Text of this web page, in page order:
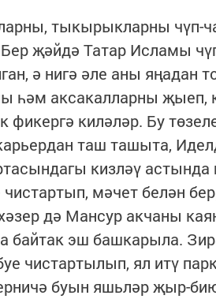
тыкырыкларны чүп-
җәйдә Татар Исламы
ә нигә әле аны яңадан
һәм аксакалларны җыеп,
фикергә киләләр. Бу
таш ташыта,
кизләү астында
мәчет белән
дә Мансур акчаны
байтак эш башкарыла.
чистартылып, ял итү
буын яшьләр җыр-